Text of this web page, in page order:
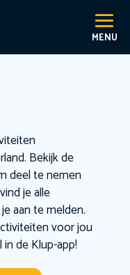
Bekijk de
deel te nemen
je alle
aan te melden.
voor jou
de Klup-app!